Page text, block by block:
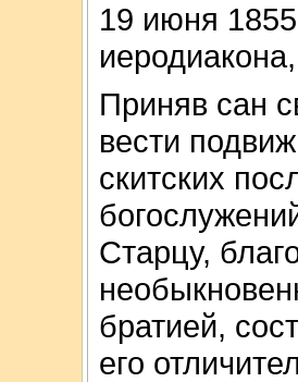
19 июня
Приняв сан
вести
скитских
Старцу,
братией,
его